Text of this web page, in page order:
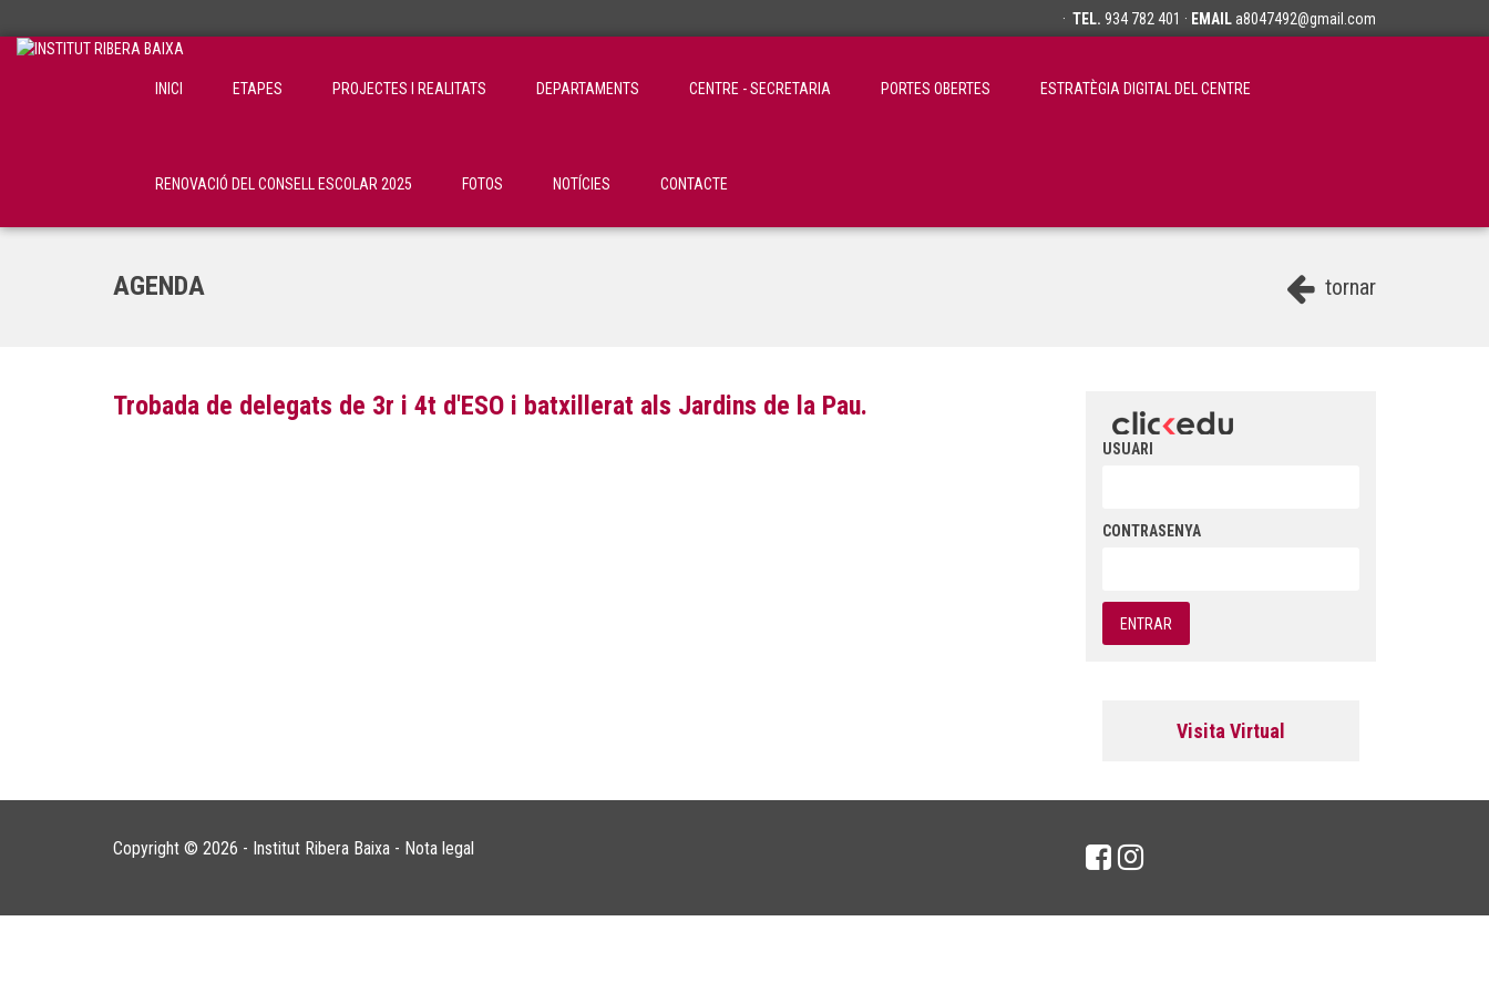
· TEL. 934 782 401 · EMAILa8047492@gmail.com
INICI ETAPES PROJECTES I REALITATS DEPARTAMENTS CENTRE - SECRETARIA PORTES OBERTES ESTRATÈGIA DIGITAL DEL CENTRE
RENOVACIÓ DEL CONSELL ESCOLAR 2025 FOTOS NOTÍCIES CONTACTE
tornar
AGENDA
Trobada de delegats de 3r i 4t d'ESO i batxillerat als Jardins de la Pau.
USUARI
CONTRASENYA
Visita Virtual
Copyright © 2026 - Institut Ribera Baixa - Nota legal